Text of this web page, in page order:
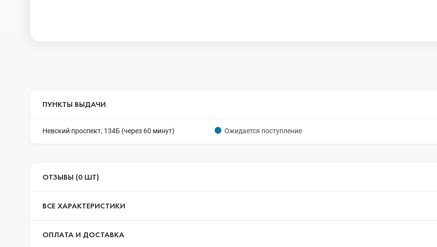
ПУНКТЫ ВЫДАЧИ
Невский проспект, 134Б (через 60 минут) Ожидается поступление
ОТЗЫВЫ (0 ШТ)
ВСЕ ХАРАКТЕРИСТИКИ
ОПЛАТА И ДОСТАВКА